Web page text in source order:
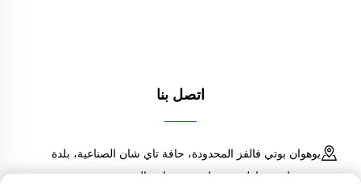
اتصل بنا
يوهوان بوتي فالفز المحدودة، حافة تاي شان الصناعية، بلدة
تشينغغانغ، مقاطعة يوهوان، تشيجيانغ، الصين